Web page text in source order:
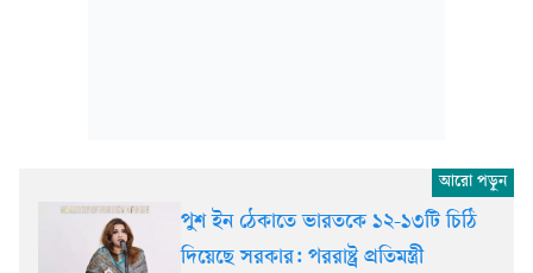
পুশ ইন ঠেকাতে ভারতকে ১২-১৩টি চিঠি
দিয়েছে সরকার: পররাষ্ট্র প্রতিমন্ত্রী